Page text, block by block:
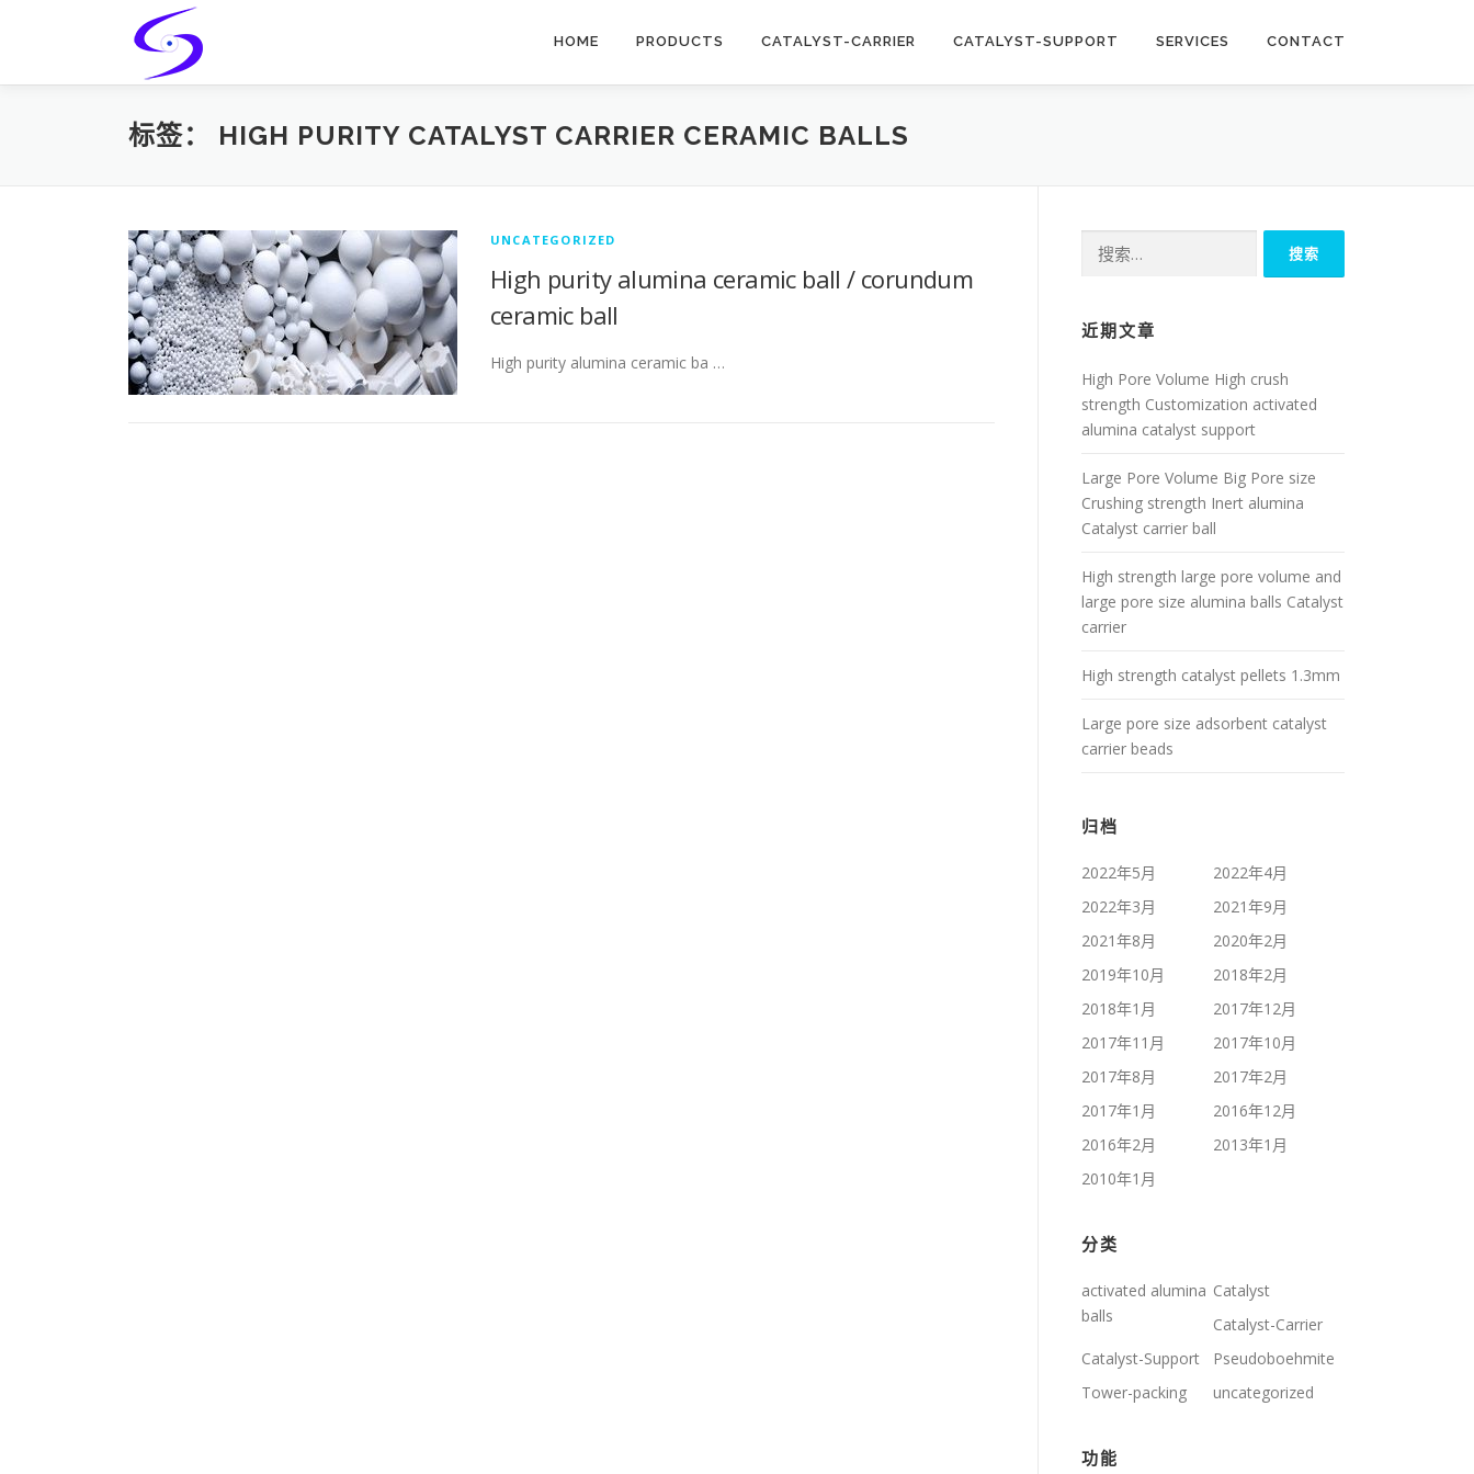
HOME PRODUCTS CATALYST-CARRIER CATALYST-SUPPORT SERVICES CONTACT
标签： HIGH PURITY CATALYST CARRIER CERAMIC BALLS
UNCATEGORIZED
High purity alumina ceramic ball / corundum
ceramic ball
High purity alumina ceramic ba …
索：
近期文章
High Pore Volume High crush
strength Customization activated
alumina catalyst support
Large Pore Volume Big Pore size
Crushing strength Inert alumina
Catalyst carrier ball
High strength large pore volume and
large pore size alumina balls Catalyst
carrier
High strength catalyst pellets 1.3mm
Large pore size adsorbent catalyst
carrier beads
归档
2022年5月
2022年4月
2022年3月
2021年9月
2021年8月
2020年2月
2019年10月
2018年2月
2018年1月
2017年12月
2017年11月
2017年10月
2017年8月
2017年2月
2017年1月
2016年12月
2016年2月
2013年1月
2010年1月
分类
activated alumina
balls
Catalyst
Catalyst-Carrier
Catalyst-Support
Pseudoboehmite
Tower-packing
uncategorized
功能